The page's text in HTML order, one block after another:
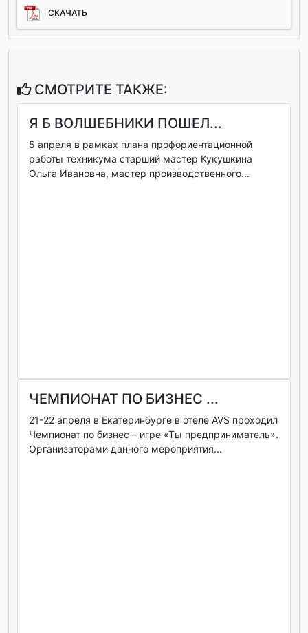
СКАЧАТЬ
СМОТРИТЕ ТАКЖЕ:
Я Б ВОЛШЕБНИКИ ПОШЕЛ...
5 апреля в рамках плана профориентационной
работы техникума старший мастер Кукушкина
Ольга Ивановна, мастер производственного...
ЧЕМПИОНАТ ПО БИЗНЕС ...
21-22 апреля в Екатеринбурге в отеле AVS проходил
Чемпионат по бизнес – игре «Ты предприниматель».
Организаторами данного мероприятия...